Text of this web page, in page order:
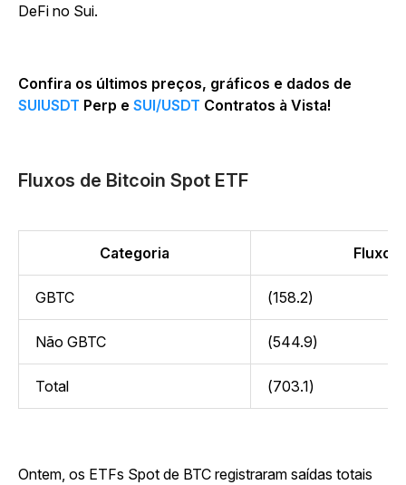
DeFi no Sui.
Confira os últimos preços, gráficos e dados de
SUIUSDT Perp e SUI/USDT Contratos à Vista!
Fluxos de Bitcoin Spot ETF
Categoria Fluxo
GBTC (158.2)
Não GBTC (544.9)
Total (703.1)
Ontem, os ETFs Spot de BTC registraram saídas totais